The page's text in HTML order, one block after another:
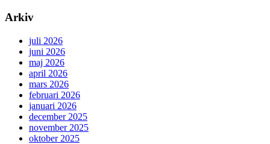
Arkiv
juli 2026
juni 2026
maj 2026
april 2026
mars 2026
februari 2026
januari 2026
december 2025
november 2025
oktober 2025